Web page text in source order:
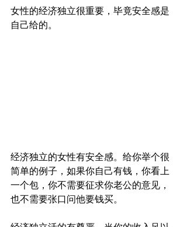
女性的经济独立很重要，毕竟安全感是
自己给的。
经济独立的女性有安全感。给你举个很
简单的例子，如果你自己有钱，你看上
一个包，你不需要征求你老公的意见，
也不需要张口问他要钱买。